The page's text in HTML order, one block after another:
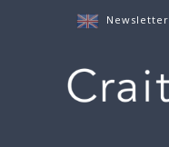
Newsletter